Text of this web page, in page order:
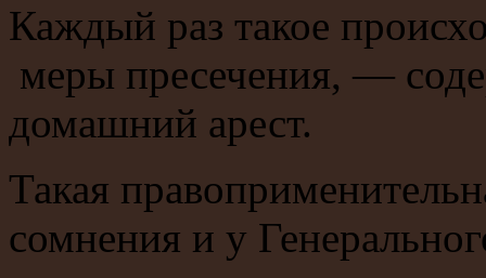
Каждый раз такое
меры пресечения, —
домашний арест.
Такая
сомнения и у